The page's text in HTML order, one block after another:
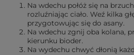
Na wdechu połóż się na
rozluźniając ciało. Weź kilka
przygotowując się do asany.
Na wdechu zgnij oba kolana,
kierunku bioder.
Na wydechu chwyć dłonią